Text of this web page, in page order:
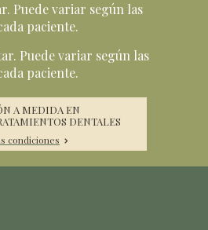
Puede variar según las
paciente.
Puede variar según las
paciente.
A MEDIDA EN
DENTALES
condiciones